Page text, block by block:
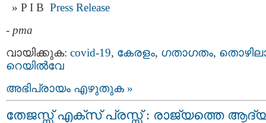
P I B Press Release
- pma
വായിക്കുക: covid-19, കേരളം, ഗതാഗതം,
റെയില്‍വേ
അഭിപ്രായം എഴുതുക »
തേജസ്സ് എക്സ് പ്രസ്സ് : രാജ്യത്തെ